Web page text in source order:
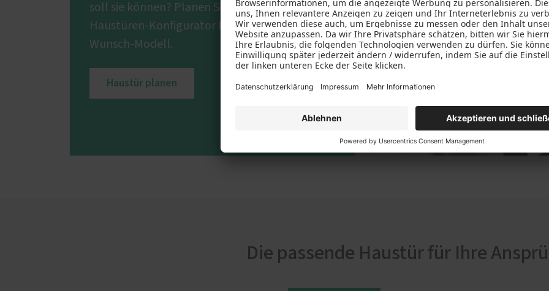
soll sie können? Planen Sie mit unserem
Haustüren-Konfigurator Ihr individuelles
Wunsch-Modell.
Haustür planen
Die passende Haustür für Ihre